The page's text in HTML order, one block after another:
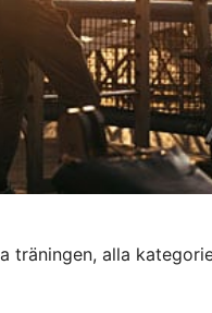
träningen, alla